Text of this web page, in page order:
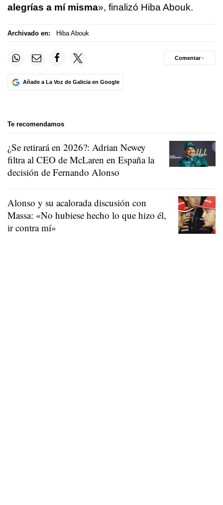
alegrías a mí misma», finalizó Hiba Abouk.
Archivado en: Hiba Abouk
Añade a La Voz de Galicia en Google
Comentar ·
Te recomendamos
¿Se retirará en 2026?: Adrian Newey
filtra al CEO de McLaren en España la
decisión de Fernando Alonso
Alonso y su acalorada discusión con
Massa: «No hubiese hecho lo que hizo él,
ir contra mí»